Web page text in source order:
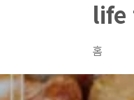
life
홈